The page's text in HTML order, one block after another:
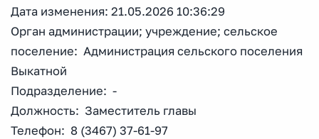
Дата изменения: 21.05.2026 10:36:29
Орган администрации; учреждение; сельское
поселение: Администрация сельского поселения
Выкатной
Подразделение: -
Должность: Заместитель главы
Телефон: 8 (3467) 37-61-97